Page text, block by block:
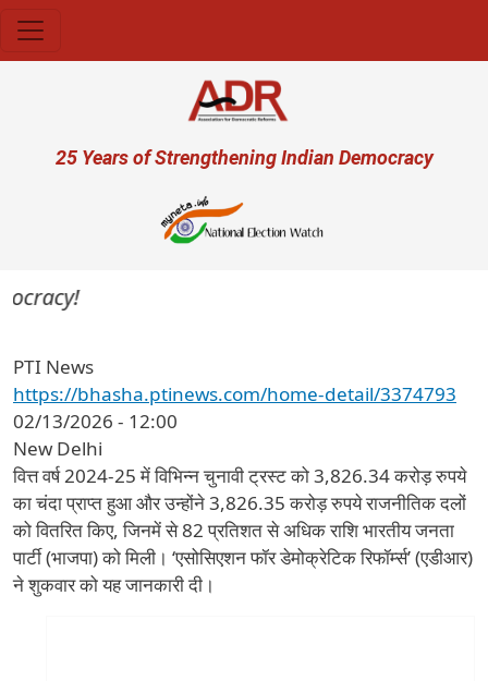
User account menu
25 Years of Strengthening Indian Democracy
PTI News
https://bhasha.ptinews.com/home-detail/3374793
02/13/2026 - 12:00
New Delhi
वित्त वर्ष 2024-25 में विभिन्न चुनावी ट्रस्ट को 3,826.34 करोड़ रुपये
का चंदा प्राप्त हुआ और उन्होंने 3,826.35 करोड़ रुपये राजनीतिक दलों
को वितरित किए, जिनमें से 82 प्रतिशत से अधिक राशि भारतीय जनता
पार्टी (भाजपा) को मिली। ‘एसोसिएशन फॉर डेमोक्रेटिक रिफॉर्म्स’ (एडीआर)
ने शुकवार को यह जानकारी दी।